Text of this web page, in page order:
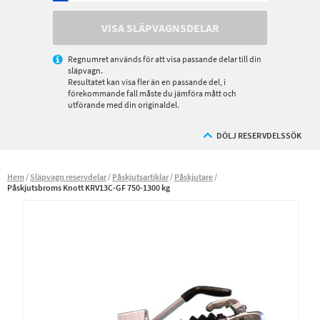
VISA SLÄPVAGNSDELAR
Regnumret används för att visa passande delar till din
släpvagn.
Resultatet kan visa fler än en passande del, i
förekommande fall måste du jämföra mått och
utförande med din originaldel.
DÖLJ RESERVDELSSÖK
Hem Släpvagn reservdelar Påskjutsartiklar Påskjutare
Påskjutsbroms Knott KRV13C-GF 750-1300 kg